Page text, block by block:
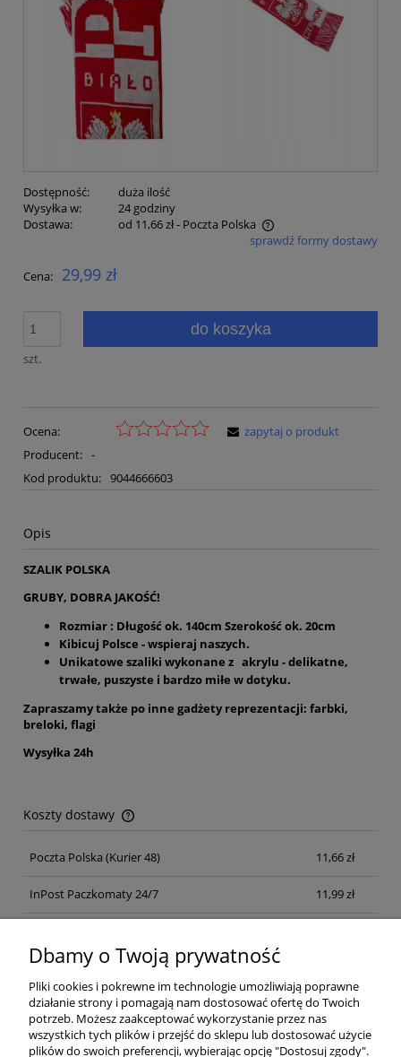
Dostępność:
duża ilość
Wysyłka w:
24 godziny
Dostawa:
od 11,66 zł- Poczta Polska
Cena nie zawiera ewentualnych kosztów płatnościsprawdź formy dostawy
Cena: 29,99 zł
szt.
do koszyka
Ocena:
Producent: -
Kod produktu: 9044666603
zapytaj o produkt
Opis
SZALIK POLSKA
GRUBY, DOBRA JAKOŚĆ!
Rozmiar : Długość ok. 140cm Szerokość ok. 20cm
Kibicuj Polsce - wspieraj naszych.
Unikatowe szaliki wykonane z akrylu - delikatne,
trwałe, puszyste i bardzo miłe w dotyku.
Zapraszamy także po inne gadżety reprezentacji: farbki,
breloki, flagi
Wysyłka 24h
Koszty dostawy
Cena nie zawiera ewentualnych kosztów płatności
Poczta Polska (Kurier 48) 11,66 zł
InPost Paczkomaty 24/7 11,99 zł
Dbamy o Twoją prywatność
Pliki cookies i pokrewne im technologie umożliwiają poprawne
działanie strony i pomagają nam dostosować ofertę do Twoich
potrzeb. Możesz zaakceptować wykorzystanie przez nas
wszystkich tych plików i przejść do sklepu lub dostosować użycie
plików do swoich preferencji, wybierając opcję "Dostosuj zgody".